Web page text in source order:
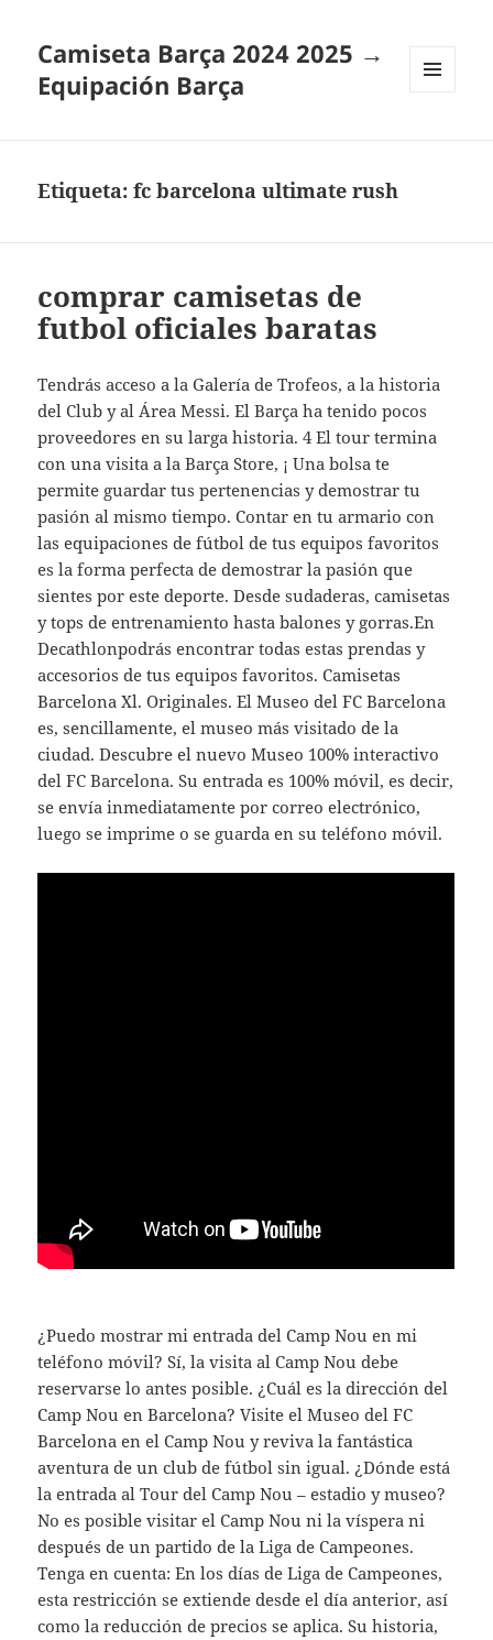
Camiseta Barça 2024 2025 →
Equipación Barça
Etiqueta:fc barcelona ultimate rush
comprar camisetas de
futbol oficiales baratas
Tendrás acceso a la Galería de Trofeos, a la historia
del Club y al Área Messi. El Barça ha tenido pocos
proveedores en su larga historia. 4 El tour termina
con una visita a la Barça Store, ¡ Una bolsa te
permite guardar tus pertenencias y demostrar tu
pasión al mismo tiempo. Contar en tu armario con
las equipaciones de fútbol de tus equipos favoritos
es la forma perfecta de demostrar la pasión que
sientes por este deporte. Desde sudaderas, camisetas
y tops de entrenamiento hasta balones y gorras.En
Decathlonpodrás encontrar todas estas prendas y
accesorios de tus equipos favoritos. Camisetas
Barcelona Xl. Originales. El Museo del FC Barcelona
es, sencillamente, el museo más visitado de la
ciudad. Descubre el nuevo Museo 100% interactivo
del FC Barcelona. Su entrada es 100% móvil, es decir,
se envía inmediatamente por correo electrónico,
luego se imprime o se guarda en su teléfono móvil.
¿Puedo mostrar mi entrada del Camp Nou en mi
teléfono móvil? Sí, la visita al Camp Nou debe
reservarse lo antes posible. ¿Cuál es la dirección del
Camp Nou en Barcelona? Visite el Museo del FC
Barcelona en el Camp Nou y reviva la fantástica
aventura de un club de fútbol sin igual. ¿Dónde está
la entrada al Tour del Camp Nou – estadio y museo?
No es posible visitar el Camp Nou ni la víspera ni
después de un partido de la Liga de Campeones.
Tenga en cuenta: En los días de Liga de Campeones,
esta restricción se extiende desde el día anterior, así
como la reducción de precios se aplica. Su historia,